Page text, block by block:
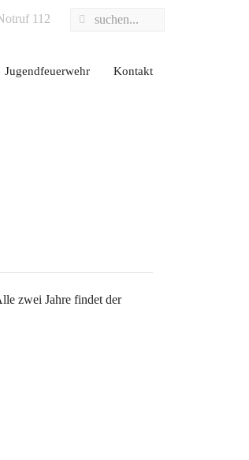
112
Jugendfeuerwehr Kontakt
zwei Jahre findet der